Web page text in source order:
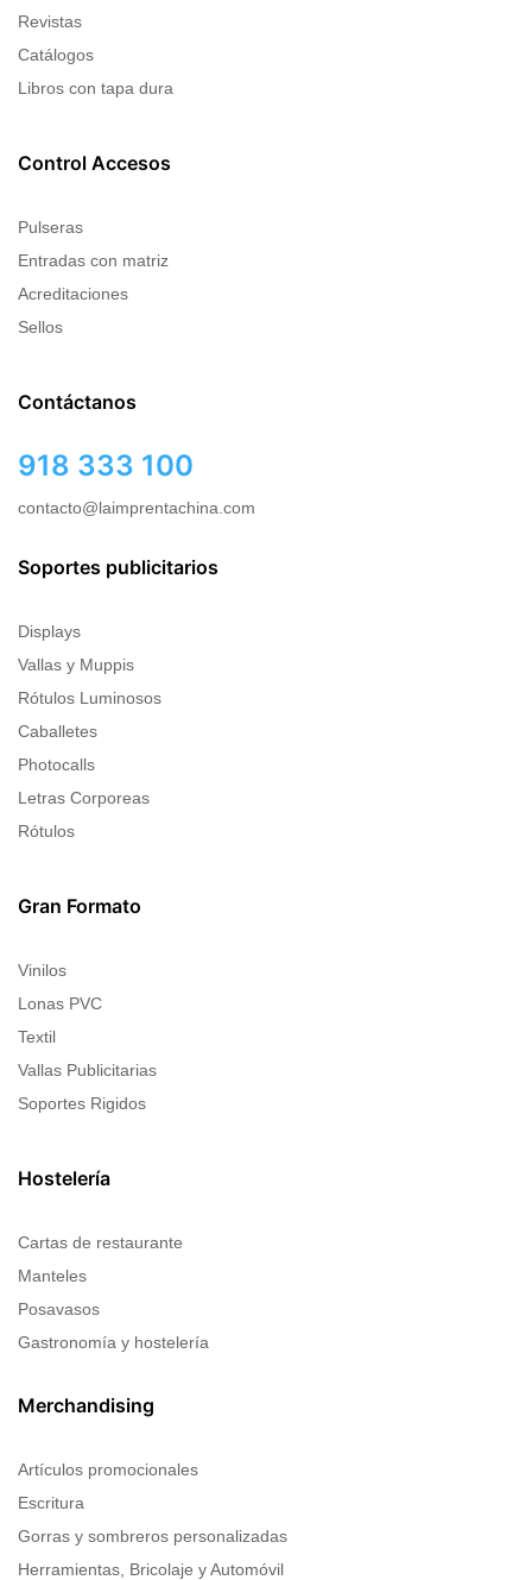
Revistas
Catálogos
Libros con tapa dura
Control Accesos
Pulseras
Entradas con matriz
Acreditaciones
Sellos
Contáctanos
918 333 100
contacto@laimprentachina.com
Soportes publicitarios
Displays
Vallas y Muppis
Rótulos Luminosos
Caballetes
Photocalls
Letras Corporeas
Rótulos
Gran Formato
Vinilos
Lonas PVC
Textil
Vallas Publicitarias
Soportes Rigidos
Hostelería
Cartas de restaurante
Manteles
Posavasos
Gastronomía y hostelería
Merchandising
Artículos promocionales
Escritura
Gorras y sombreros personalizadas
Herramientas, Bricolaje y Automóvil